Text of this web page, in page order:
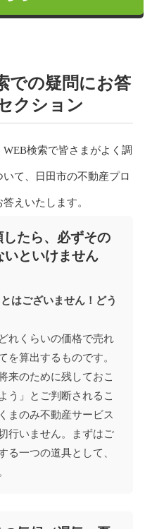
での疑問にお答
クション
検索で皆さまがよく調
て、日田市の不動産プロ
えいたします。
たら、必ずその
いといけません
はございません！どう
れくらいの価格で売れ
を算出するものです。
来のために残しておこ
う」とご判断されるこ
まのみ不動産サービス
行いません。まずはご
る一つの道具として、